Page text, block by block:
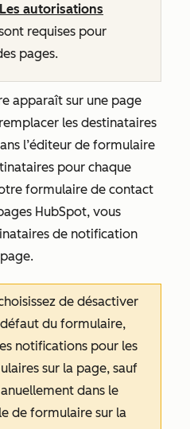
Les autorisations
requises pour
pages.
apparaît sur une page
les destinataires
l’éditeur de formulaire
pour chaque
formulaire de contact
HubSpot, vous
de notification
de désactiver
du formulaire,
notifications pour les
sur la page, sauf
dans le
de formulaire sur la